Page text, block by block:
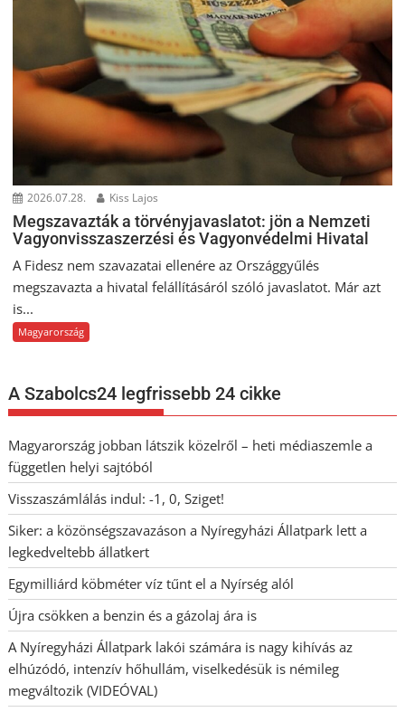
2026.07.28. Kiss Lajos
Megszavazták a törvényjavaslatot: jön a Nemzeti
Vagyonvisszaszerzési és Vagyonvédelmi Hivatal
A Fidesz nem szavazatai ellenére az Országgyűlés
megszavazta a hivatal felállításáról szóló javaslatot. Már azt
is...
Magyarország
A Szabolcs24 legfrissebb 24 cikke
Magyarország jobban látszik közelről – heti médiaszemle a
független helyi sajtóból
Visszaszámlálás indul: -1, 0, Sziget!
Siker: a közönségszavazáson a Nyíregyházi Állatpark lett a
legkedveltebb állatkert
Egymilliárd köbméter víz tűnt el a Nyírség alól
Újra csökken a benzin és a gázolaj ára is
A Nyíregyházi Állatpark lakói számára is nagy kihívás az
elhúzódó, intenzív hőhullám, viselkedésük is némileg
megváltozik (VIDEÓVAL)